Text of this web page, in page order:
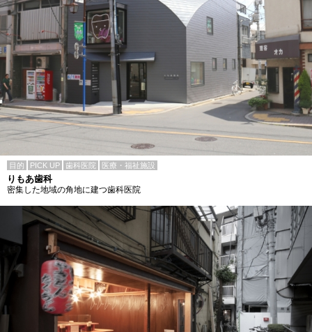
目的 PICK UP 歯科医院 医療・福祉施設
りもあ歯科
密集した地域の角地に建つ歯科医院